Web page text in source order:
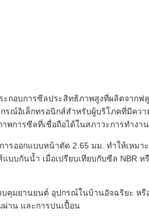
ะกอบการซีลประสิทธิภาพสูงที่ผลิตจาก
ณ์อิเล็กทรอนิกส์สำหรับผู้บริโภคที่มีคว
พการซีลที่เชื่อถือได้ในสภาวะการทำงา
ารออกแบบหน้าตัด 2.65 มม. ทำให้เห
บบกันน้ำ เมื่อเปรียบเทียบกับซีล NBR
คุมยานยนต์ อุปกรณ์ในบ้านอัจฉริยะ ห
าน และการปนเปื้อน